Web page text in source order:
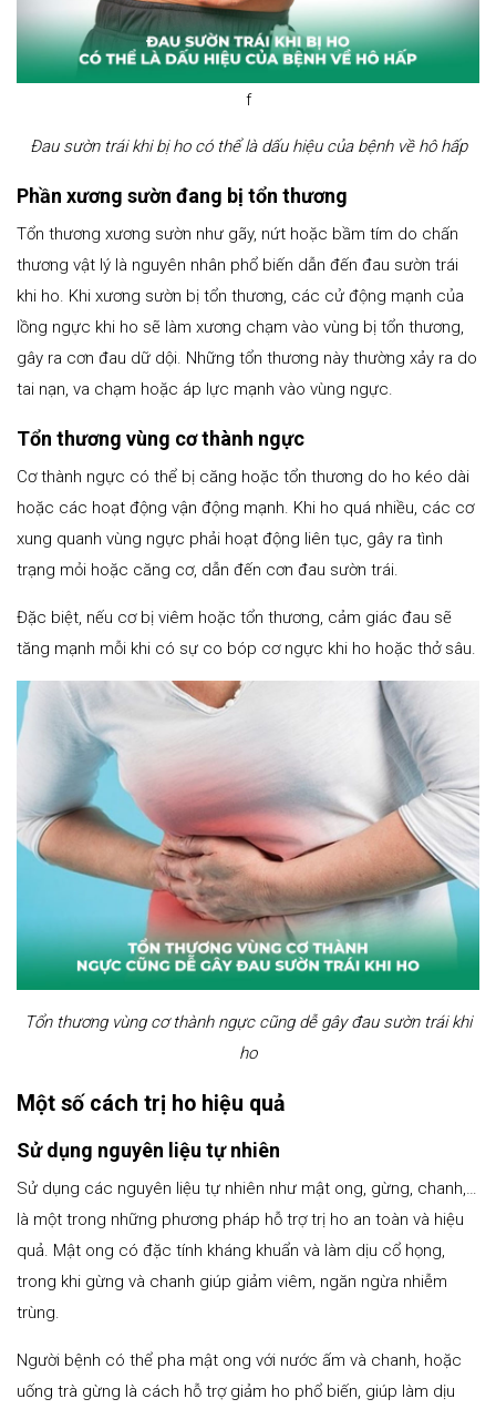
f
Đau sườn trái khi bị ho có thể là dấu hiệu của bệnh về hô hấp
Phần xương sườn đang bị tổn thương
Tổn thương xương sườn như gãy, nứt hoặc bầm tím do chấn
thương vật lý là nguyên nhân phổ biến dẫn đến đau sườn trái
khi ho. Khi xương sườn bị tổn thương, các cử động mạnh của
lồng ngực khi ho sẽ làm xương chạm vào vùng bị tổn thương,
gây ra cơn đau dữ dội. Những tổn thương này thường xảy ra do
tai nạn, va chạm hoặc áp lực mạnh vào vùng ngực.
Tổn thương vùng cơ thành ngực
Cơ thành ngực có thể bị căng hoặc tổn thương do ho kéo dài
hoặc các hoạt động vận động mạnh. Khi ho quá nhiều, các cơ
xung quanh vùng ngực phải hoạt động liên tục, gây ra tình
trạng mỏi hoặc căng cơ, dẫn đến cơn đau sườn trái.
Đặc biệt, nếu cơ bị viêm hoặc tổn thương, cảm giác đau sẽ
tăng mạnh mỗi khi có sự co bóp cơ ngực khi ho hoặc thở sâu.
Tổn thương vùng cơ thành ngực cũng dễ gây đau sườn trái khi
ho
Một số cách trị ho hiệu quả
Sử dụng nguyên liệu tự nhiên
Sử dụng các nguyên liệu tự nhiên như mật ong, gừng, chanh,…
là một trong những phương pháp hỗ trợ trị ho an toàn và hiệu
quả. Mật ong có đặc tính kháng khuẩn và làm dịu cổ họng,
trong khi gừng và chanh giúp giảm viêm, ngăn ngừa nhiễm
trùng.
Người bệnh có thể pha mật ong với nước ấm và chanh, hoặc
uống trà gừng là cách hỗ trợ giảm ho phổ biến, giúp làm dịu